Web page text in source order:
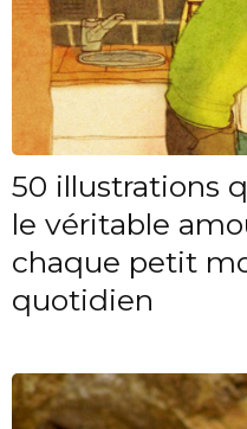
50 illustrations
le véritable
chaque petit
quotidien